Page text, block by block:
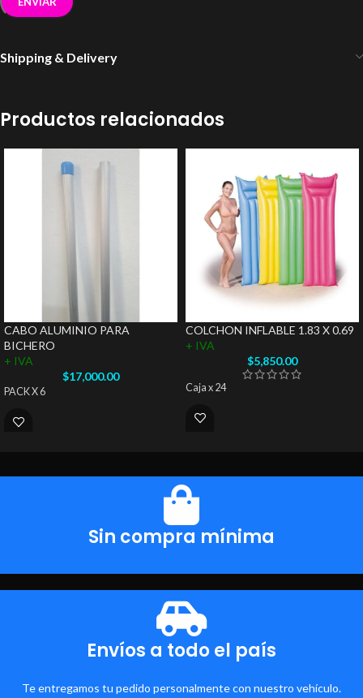
Shipping & Delivery
Productos relacionados
CABO ALUMINIO PARA
BICHERO
+ IVA
$17,000.00
PACK X 6
COLCHON INFLABLE 1.83 X 0.69
+ IVA
$5,850.00
Caja x 24
Sin compra mínima
Envíos a todo el país
Te entregamos tu pedido personalmente con nuestro vehículo.